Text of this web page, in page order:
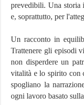
prevedibili. Una storia
e, soprattutto, per
Un racconto in
Trattenere gli episodi
non disperdere un
vitalità e lo spirito con
spogliano la
ogni lavoro basato